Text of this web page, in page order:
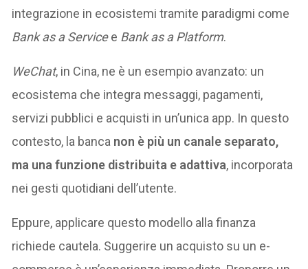
integrazione in ecosistemi tramite paradigmi come
Bank as a Servicee Bank as a Platform.
WeChat, in Cina, ne è un esempio avanzato: un
ecosistema che integra messaggi, pagamenti,
servizi pubblici e acquisti in un’unica app. In questo
contesto, la banca non è più un canale separato,
ma una funzione distribuita e adattiva, incorporata
nei gesti quotidiani dell’utente.
Eppure, applicare questo modello alla finanza
richiede cautela. Suggerire un acquisto su un e-